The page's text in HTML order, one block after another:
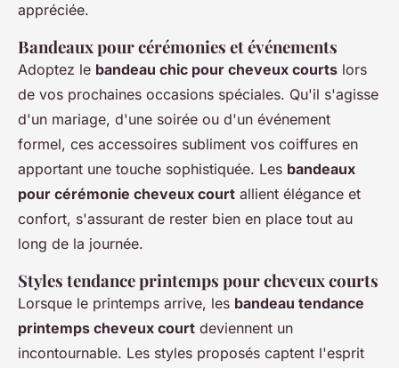
appréciée.
Bandeaux pour cérémonies et événements
Adoptez le bandeau chic pour cheveux courts lors
de vos prochaines occasions spéciales. Qu'il s'agisse
d'un mariage, d'une soirée ou d'un événement
formel, ces accessoires subliment vos coiffures en
apportant une touche sophistiquée. Les bandeaux
pour cérémonie cheveux court allient élégance et
confort, s'assurant de rester bien en place tout au
long de la journée.
Styles tendance printemps pour cheveux courts
Lorsque le printemps arrive, les bandeau tendance
printemps cheveux court deviennent un
incontournable. Les styles proposés captent l'esprit